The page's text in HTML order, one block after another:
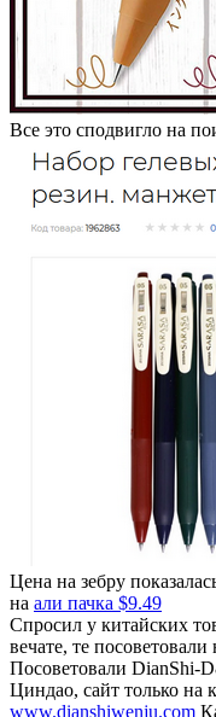
Все это сподвигло на
Цена на зебру
на али пачка $9.49
Спросил у китайских
вечате, те
Посоветовали DianShi-
Циндао, сайт только на
www.dianshiwenju.com